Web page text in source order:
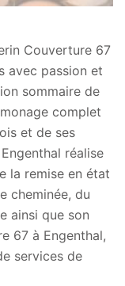
Couverture 67
avec passion et
sommaire de
complet
et de ses
réalise
la remise en état
cheminée, du
ainsi que son
67 à Engenthal,
services de